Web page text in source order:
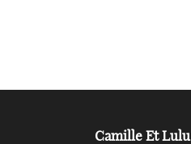
Camille Et Lulu